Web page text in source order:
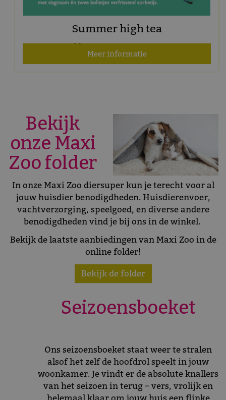
Summer high tea
Geldig t/m 31 augustus 2026
Meer informatie
Bekijk
onze Maxi
Zoo folder
In onze Maxi Zoo diersuper kun je terecht voor al
jouw huisdier benodigdheden. Huisdierenvoer,
vachtverzorging, speelgoed, en diverse andere
benodigdheden vind je bij ons in de winkel.
Bekijk de laatste aanbiedingen van Maxi Zoo in de
online folder!
Bekijk de folder
Seizoensboeket
Ons seizoensboeket staat weer te stralen
alsof het zelf de hoofdrol speelt in jouw
woonkamer. Je vindt er de absolute knallers
van het seizoen in terug – vers, vrolijk en
helemaal klaar om jouw huis een flinke